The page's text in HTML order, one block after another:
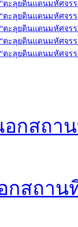
สถาน